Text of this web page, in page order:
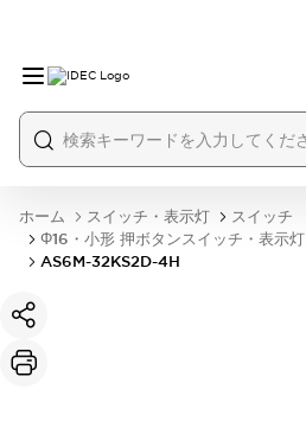
ホーム スイッチ・表示灯
スイッチ
Φ16・小形 押ボタンスイッチ・表示灯
AS6M-32KS2D-4H